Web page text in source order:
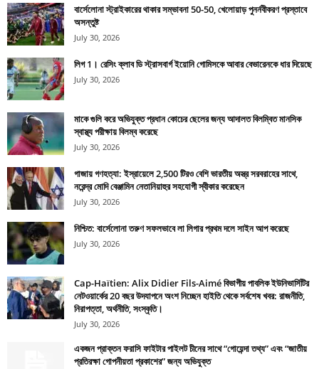
বার্সেলোনা স্ট্রাইকারের থাকার সম্ভাবনা 50-50, খেলোয়াড় পুনর্নবীকরণ প্রস্তাবে
অসন্তুষ্ট
July 30, 2026
লিগ 1। রেসিং ক্লাব ডি স্ট্রাসবার্গ ইয়োনি গোমিসকে আবার বেভারেনকে ধার দিয়েছে
July 30, 2026
মাকে গুলি করে অভিযুক্ত প্রধান কোচের ছেলের জন্য আদালত বিলম্বিত মানসিক
স্বাস্থ্য পরীক্ষায় বিলম্ব করেছে
July 30, 2026
গাজায় গণহত্যা: ইস্রায়েলে 2,500 টিরও বেশি ভারতীয় অস্ত্র সরবরাহের সাথে,
নরেন্দ্র মোদি বেঞ্জামিন নেতানিয়াহুর সহযোগী স্বীকার করেছেন
July 30, 2026
নিশ্চিত: বার্সেলোনা তরুণ সফলভাবে লা লিগার প্রথম দলে সাইন আপ করেছে
July 30, 2026
Cap-Haïtien: Alix Didier Fils-Aimé বিভাগীয় পাবলিক ইউনিভার্সিটির
নেটওয়ার্কের 20 বছর উদযাপনে অংশ নিচ্ছেন হাইতি থেকে সর্বশেষ খবর: রাজনীতি,
নিরাপত্তা, অর্থনীতি, সংস্কৃতি।
July 30, 2026
একজন প্রাক্তন ফরাসি ফাইটার পাইলট চীনের সাথে “গোয়েন্দা তথ্য” এবং “জাতীয়
প্রতিরক্ষা গোপনীয়তা প্রকাশের” জন্য অভিযুক্ত